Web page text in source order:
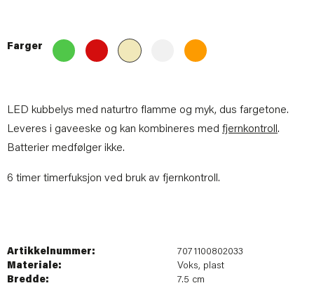
Farger
LED kubbelys med naturtro flamme og myk, dus fargetone.
Leveres i gaveeske og kan kombineres med fjernkontroll .
Batterier medfølger ikke.
6 timer timerfuksjon ved bruk av fjernkontroll.
Artikkelnummer:
7071100802033
Materiale:
Voks, plast
Bredde:
7.5 cm